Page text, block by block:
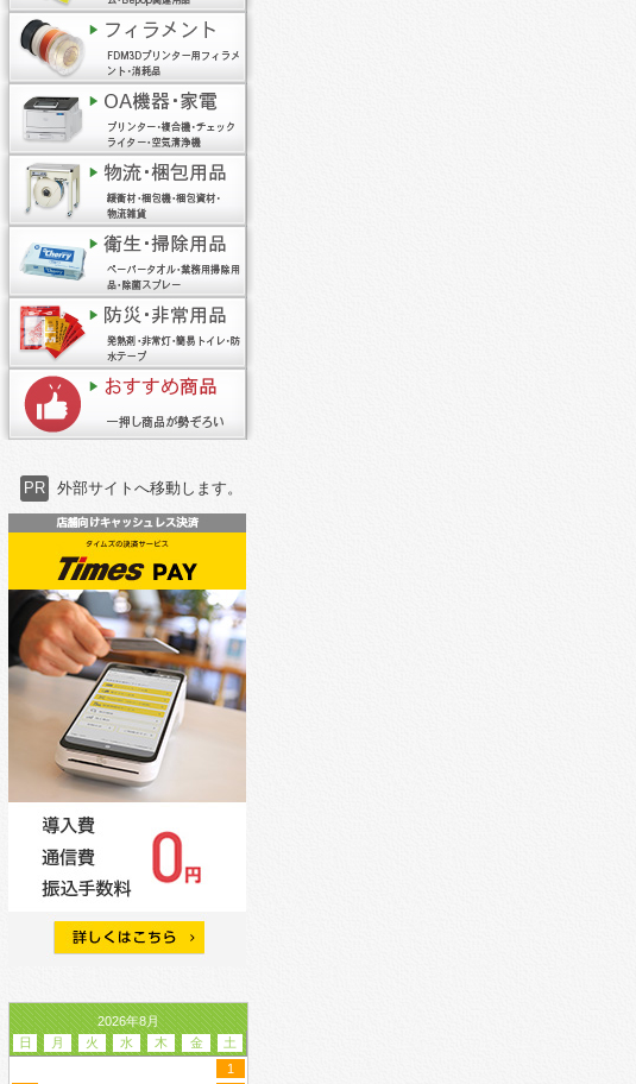
PR 外部サイトへ移動します。
2026年8月
日
月 火 水 木 金
土
1